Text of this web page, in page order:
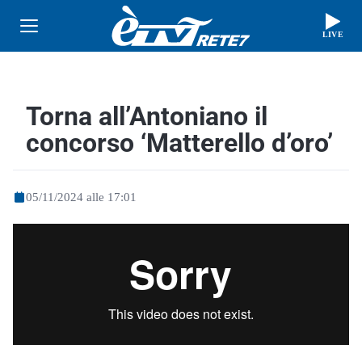
LIVE
Torna all’Antoniano il
concorso ‘Matterello d’oro’
05/11/2024 alle 17:01